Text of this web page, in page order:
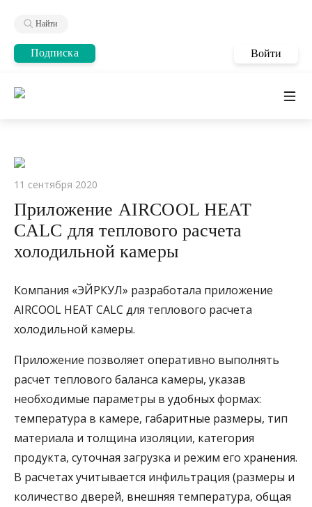
Найти
Подписка Войти
11 сентября 2020
Приложение AIRCOOL HEAT
CALC для теплового расчета
холодильной камеры
Компания «ЭЙРКУЛ» разработала приложение
AIRCOOL HEAT CALC для теплового расчета
холодильной камеры.
Приложение позволяет оперативно выполнять
расчет теплового баланса камеры, указав
необходимые параметры в удобных формах:
температура в камере, габаритные размеры, тип
материала и толщина изоляции, категория
продукта, суточная загрузка и режим его хранения.
В расчетах учитывается инфильтрация (размеры и
количество дверей, внешняя температура, общая